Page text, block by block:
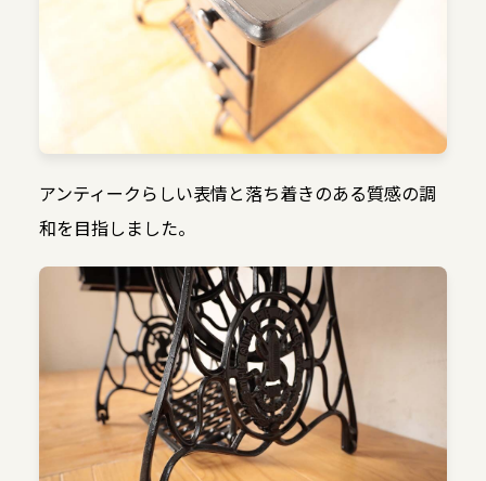
アンティークらしい表情と落ち着きのある質感の調
和を目指しました。